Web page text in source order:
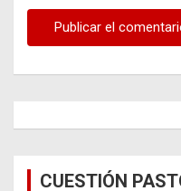
CUESTIÓN